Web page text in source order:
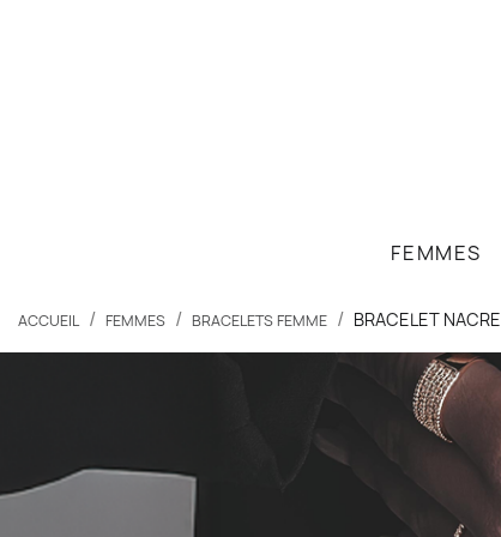
FEMMES
ACCUEIL FEMMES BRACELETS FEMME BRACELET NACRE